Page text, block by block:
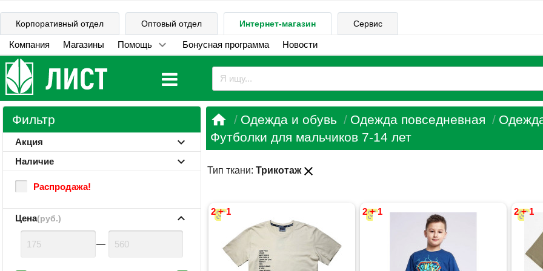
Корпоративный отдел Оптовый отдел Интернет-магазин Сервис
Компания Магазины Помощь Бонусная программа Новости
Фильтр
Акция
Наличие
Распродажа!
Цена(руб.)
—
 Одежда и обувь Одежда повседневная
Футболки для мальчиков 7-14 лет
Тип ткани:Трикотажclose
2 + 1 2 + 1 2 + 1